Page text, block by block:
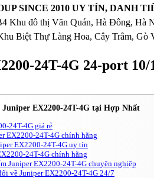
SINCE 2010 UY TÍN, DANH
Khu đô thị Văn Quán, Hà Đông, Hà
Biệt Thự Làng Hoa, Cây Trâm, Gò
24T-4G 24-port 10/
Juniper EX2200-24T-4G tại Hợp Nhất
24T-4G giá rẻ
EX2200-24T-4G chính hãng
EX2200-24T-4G uy tín
24T-4G chính hãng
Juniper EX2200-24T-4G chuyên nghiệp
về Juniper EX2200-24T-4G 24/7